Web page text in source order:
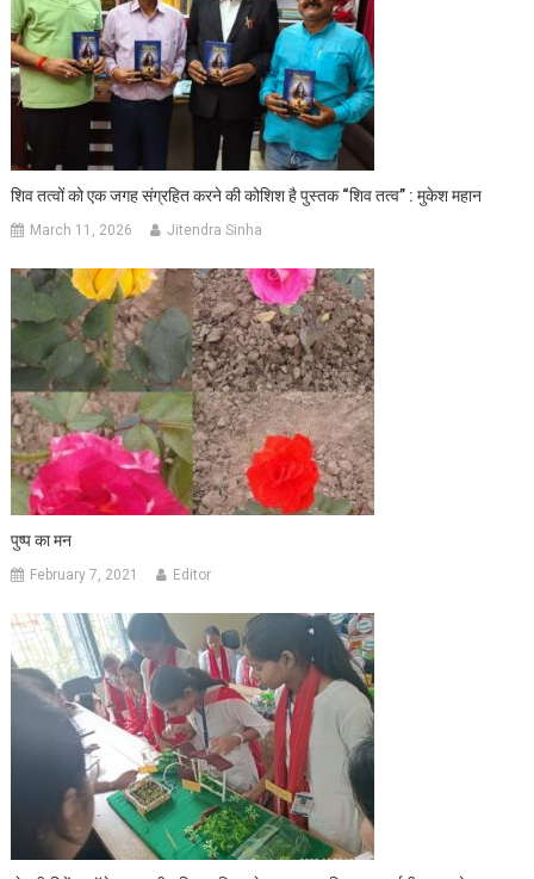
शिव तत्वों को एक जगह संग्रहित करने की कोशिश है पुस्तक “शिव तत्व” : मुकेश महान
March 11, 2026 Jitendra Sinha
पुष्प का मन
February 7, 2021 Editor